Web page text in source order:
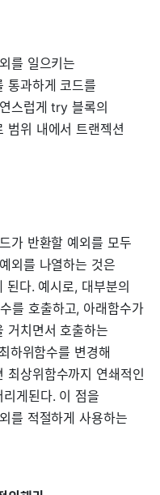
를 일으키는
통과하게 코드를
스럽게 try 블록의
범위 내에서 트랜젝션
가 반환할 예외를 모두
외를 나열하는 것은
다. 예시로, 대부분의
를 호출하고, 아래함수가
거치면서 호출하는
하위함수를 변경해
최상위함수까지 연쇄적인
게된다. 이 점을
를 적절하게 사용하는